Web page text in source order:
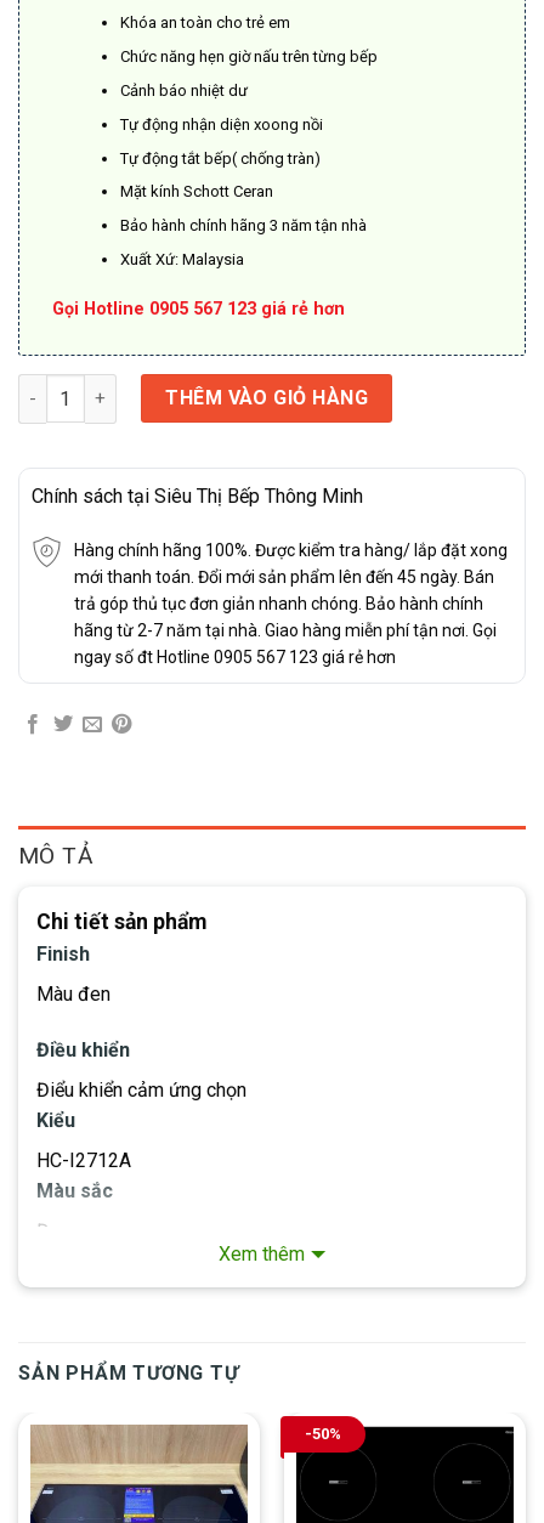
Khóa an toàn cho trẻ em
Chức năng hẹn giờ nấu trên từng bếp
Cảnh báo nhiệt dư
Tự động nhận diện xoong nồi
Tự động tắt bếp( chống tràn)
Mặt kính Schott Ceran
Bảo hành chính hãng 3 năm tận nhà
Xuất Xứ: Malaysia
Gọi Hotline 0905 567 123 giá rẻ hơn
Bếp Từ Hafele HC-I2712A 536.61.716 số lượng
THÊM VÀO GIỎ HÀNG
Chính sách tại Siêu Thị Bếp Thông Minh
Hàng chính hãng 100%. Được kiểm tra hàng/ lắp đặt xong
mới thanh toán. Đổi mới sản phẩm lên đến 45 ngày. Bán
trả góp thủ tục đơn giản nhanh chóng. Bảo hành chính
hãng từ 2-7 năm tại nhà. Giao hàng miễn phí tận nơi. Gọi
ngay số đt Hotline 0905 567 123 giá rẻ hơn
MÔ TẢ
Chi tiết sản phẩm
Finish
Màu đen
Điều khiển
Điểu khiển cảm ứng chọn
Kiểu
HC-I2712A
Màu sắc
Đen
Loại nhiên liệu
Vị trí của bảng điều khiển
Lớp hoàn thiện vật liệu
Kính
Chiều cao
Xem thêm
SẢN PHẨM TƯƠNG TỰ
-50%